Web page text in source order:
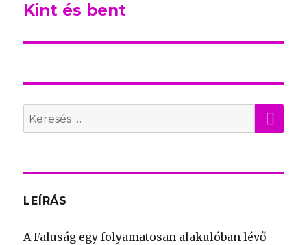
Következő
Kint és bent
Search
for:
LEÍRÁS
A Faluság egy folyamatosan alakulóban lévő